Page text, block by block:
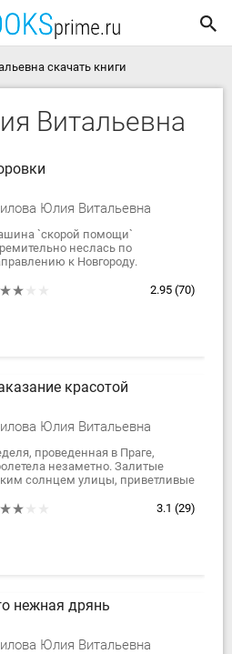
скачать книги
Витальевна
Юлия Витальевна
`скорой помощи`
неслась по
к Новгороду.
- истекала кровью.
2.95 (70)
красотой
Юлия Витальевна
проведенная в Праге,
незаметно. Залитые
солнцем улицы, приветливые
да и дома никто не ждал.
3.1 (29)
нежная дрянь
Юлия Витальевна